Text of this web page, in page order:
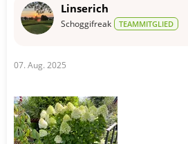
e
n
Linserich
Schoggifreak TEAMMITGLIED
07. Aug. 2025